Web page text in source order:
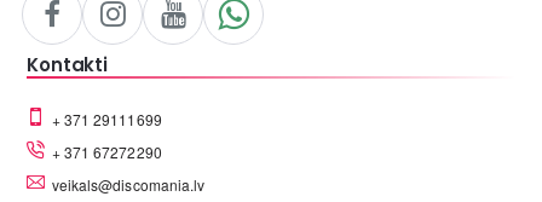
Kontakti
+ 371 29111699
+ 371 67272290
veikals@discomania.lv